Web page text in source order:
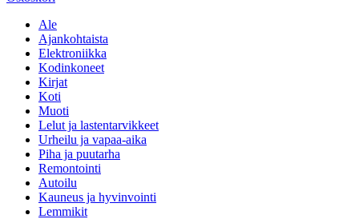
Ale
Ajankohtaista
Elektroniikka
Kodinkoneet
Kirjat
Koti
Muoti
Lelut ja lastentarvikkeet
Urheilu ja vapaa-aika
Piha ja puutarha
Remontointi
Autoilu
Kauneus ja hyvinvointi
Lemmikit